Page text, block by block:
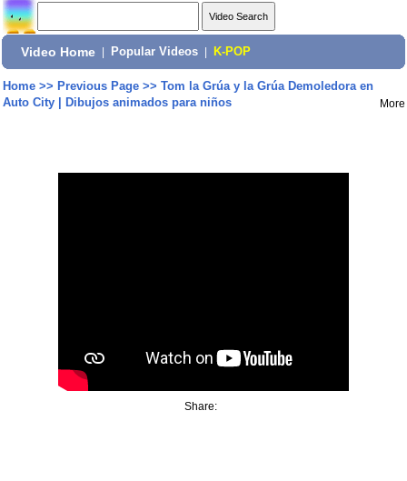
Video Home Popular Videos K-POP
Home>> Previous Page>> Tom la Grúa y la Grúa Demoledora en
Auto City | Dibujos animados para niños
More
Share: